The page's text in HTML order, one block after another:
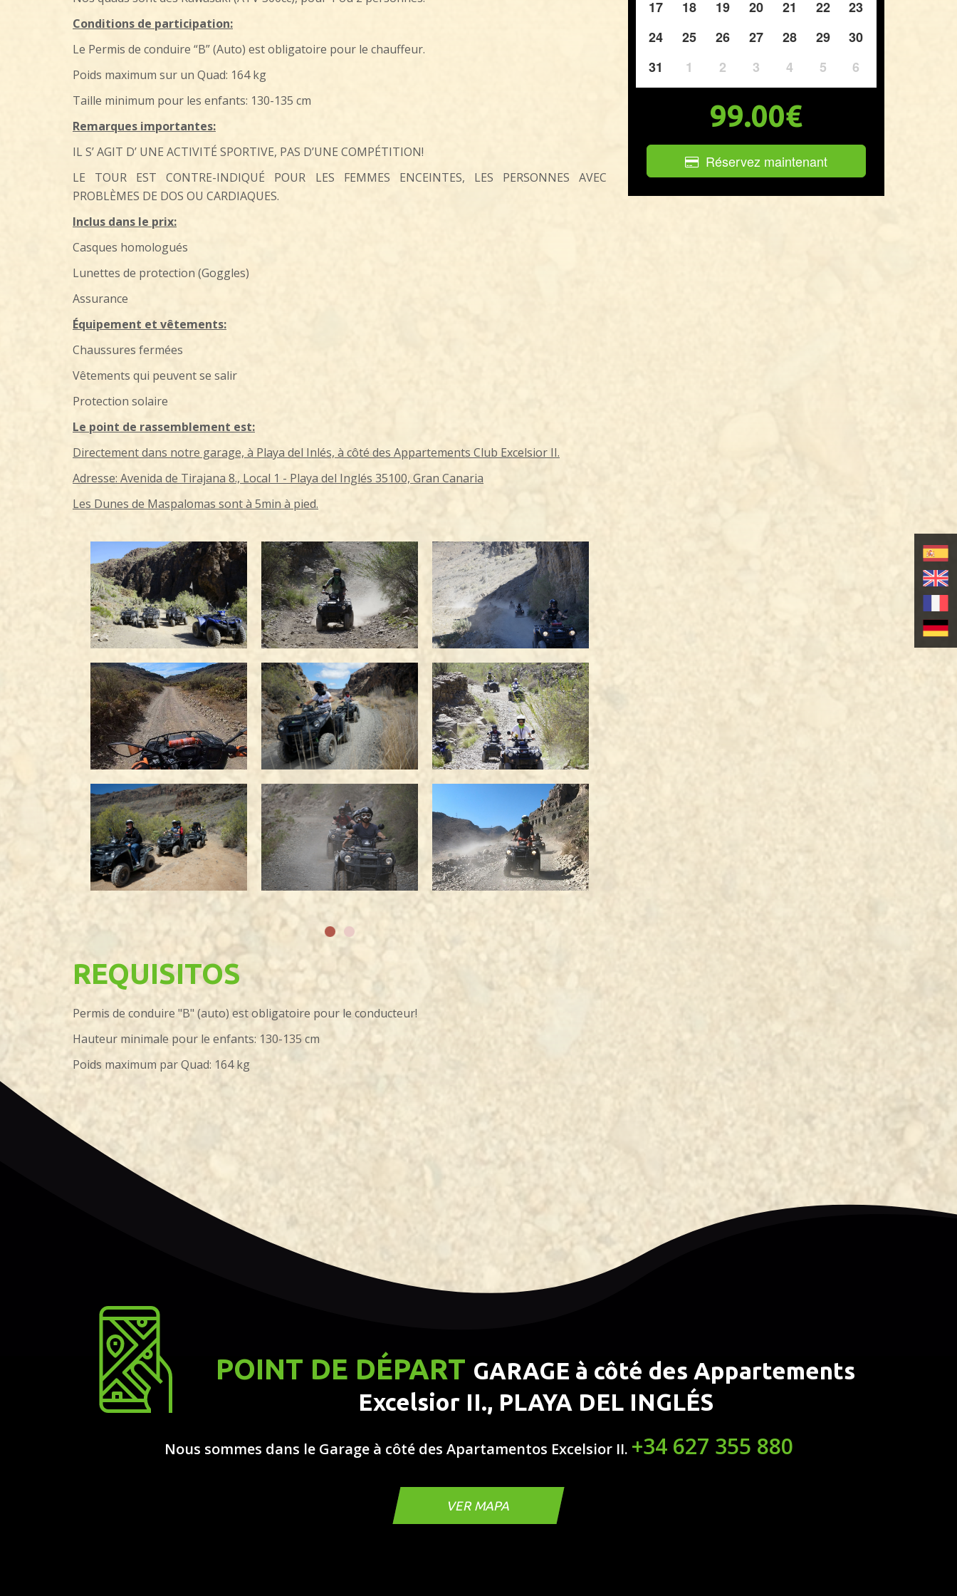
Conditions de participation:
Le Permis de conduire “B” (Auto) est obligatoire pour le chauffeur.
Poids maximum sur un Quad: 164 kg
Taille minimum pour les enfants: 130-135 cm
Remarques importantes:
IL S’ AGIT D’ UNE ACTIVITÉ SPORTIVE, PAS D’UNE COMPÉTITION!
LE TOUR EST CONTRE-INDIQUÉ POUR LES FEMMES ENCEINTES, LES PERSONNES AVEC
PROBLÈMES DE DOS OU CARDIAQUES.
Inclus dans le prix:
Casques homologués
Lunettes de protection (Goggles)
Assurance
Équipement et vêtements:
Chaussures fermées
Vêtements qui peuvent se salir
Protection solaire
Le point de rassemblement est:
Directement dans notre garage, à Playa del Inlés, à côté des Appartements Club Excelsior II.
Adresse: Avenida de Tirajana 8., Local 1 - Playa del Inglés 35100, Gran Canaria
Les Dunes de Maspalomas sont à 5min à pied.
REQUISITOS
Permis de conduire "B" (auto) est obligatoire pour le conducteur!
Hauteur minimale pour le enfants: 130-135 cm
Poids maximum par Quad: 164 kg
17
18 19 20 21 22
23
24
25 26 27 28 29
30
31
1 2 3 4 5 6
99.00€
Réservez maintenant
POINT DE DÉPART GARAGE à côté des Appartements
Excelsior II., PLAYA DEL INGLÉS
Nous sommes dans le Garage à côté des Apartamentos Excelsior II. +34 627 355 880
VER MAPA